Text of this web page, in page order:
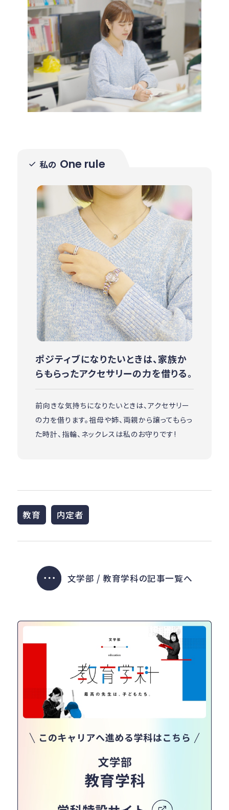
私の One rule
ポジティブになりたいときは、家族か
らもらったアクセサリーの力を借りる。
前向きな気持ちになりたいときは、アクセサリー
の力を借ります。祖母や姉、両親から譲ってもらっ
た時計、指輪、ネックレスは私のお守りです!
教育 内定者
文学部 / 教育学科の記事一覧へ